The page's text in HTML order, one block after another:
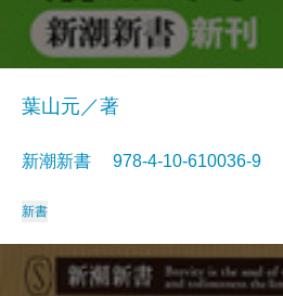
葉山元／著
新潮新書 978-4-10-610036-9
新書